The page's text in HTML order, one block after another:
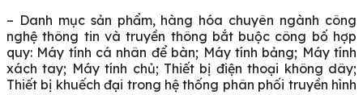
– Danh mục sản phẩm, hàng hóa chuyên ngành công
nghệ thông tin và truyền thông bắt buộc công bố hợp
quy: Máy tính cá nhân để bàn; Máy tính bảng; Máy tính
xách tay; Máy tính chủ; Thiết bị điện thoại không dây;
Thiết bị khuếch đại trong hệ thống phân phối truyền hình